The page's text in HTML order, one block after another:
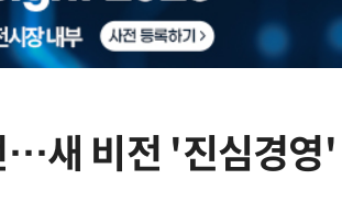
…새 비전 '진심경영